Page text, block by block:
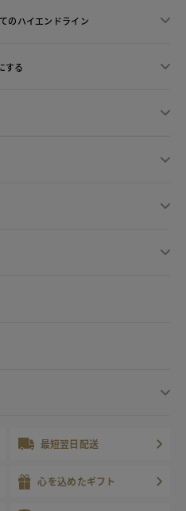
のハイエンドライン
する
最短翌日配送
心を込めたギフト